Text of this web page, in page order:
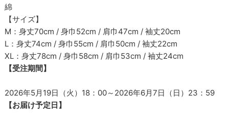
綿
【サイズ】
M：身丈70cm / 身巾52cm / 肩巾47cm / 袖丈20cm
L：身丈74cm / 身巾55cm / 肩巾50cm / 袖丈22cm
XL：身丈78cm / 身巾58cm / 肩巾53cm / 袖丈24cm
【受注期間】
2026年5月19日（火）18：00～2026年6月7日（日）23：59
【お届け予定日】